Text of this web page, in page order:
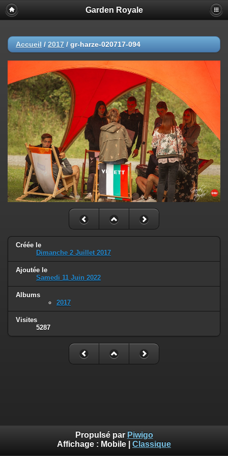
Garden Royale
Accueil / 2017 / gr-harze-020717-094
Créée le
Dimanche 2 Juillet 2017
Ajoutée le
Samedi 11 Juin 2022
Albums
2017
Visites
5287
Propulsé par Piwigo
Affichage : Mobile Classique